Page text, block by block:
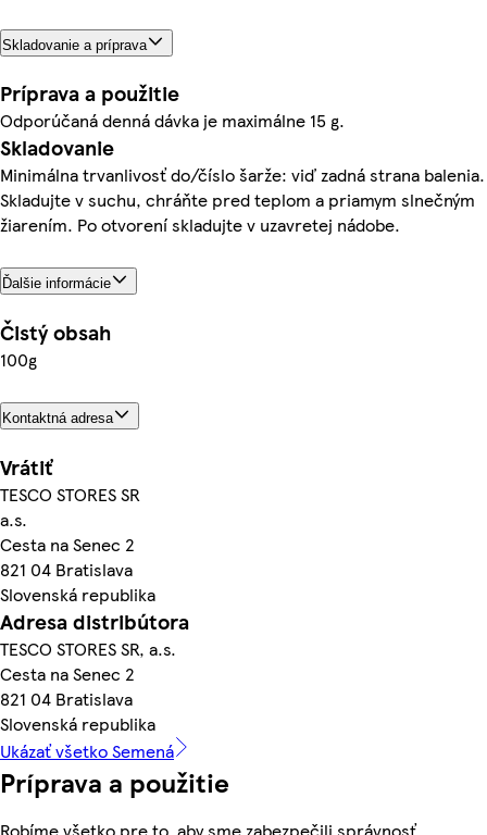
Skladovanie a príprava
Príprava a použitie
Odporúčaná denná dávka je maximálne 15 g.
Skladovanie
Minimálna trvanlivosť do/číslo šarže: viď zadná strana balenia.
Skladujte v suchu, chráňte pred teplom a priamym slnečným
žiarením. Po otvorení skladujte v uzavretej nádobe.
Ďalšie informácie
Čistý obsah
100g
Kontaktná adresa
Vrátiť
TESCO STORES SR
a.s.
Cesta na Senec 2
821 04 Bratislava
Slovenská republika
Adresa distribútora
TESCO STORES SR, a.s.
Cesta na Senec 2
821 04 Bratislava
Slovenská republika
Ukázať všetko Semená
Príprava a použitie